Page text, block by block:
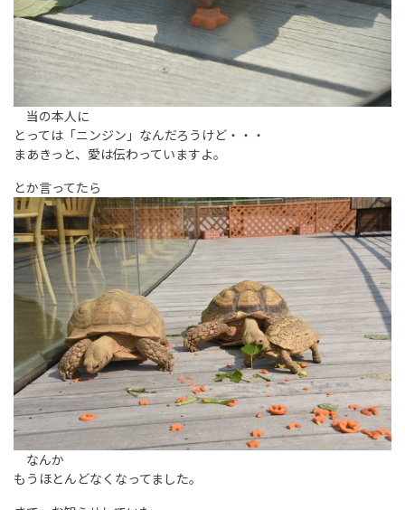
当の本人に
とっては「ニンジン」なんだろうけど・・・
まあきっと、愛は伝わっていますよ。
とか言ってたら
なんか
もうほとんどなくなってました。